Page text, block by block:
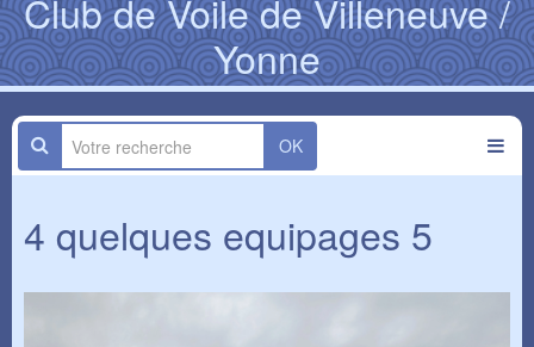
Club de Voile de Villeneuve /
Yonne
OK
4 quelques equipages 5